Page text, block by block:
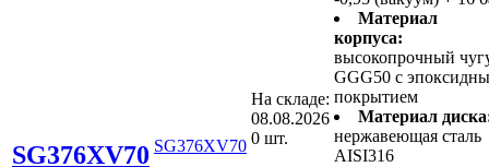
SG376XV70 SG376XV70
На складе:
08.08.2026
0 шт.
Материал
корпуса:
высокопрочный
GGG50 с
покрытием
Материал
нержавеющая сталь
AISI316